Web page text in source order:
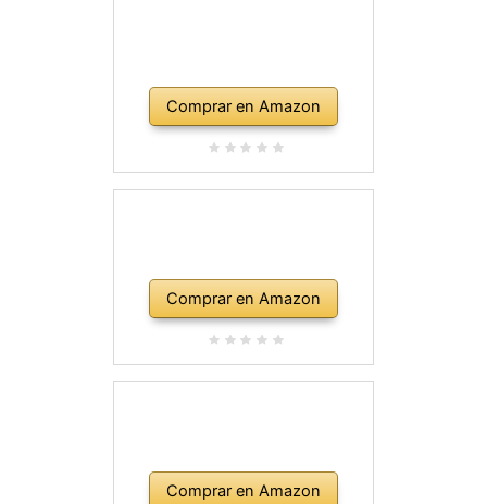
Comprar en Amazon
Comprar en Amazon
Comprar en Amazon